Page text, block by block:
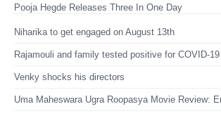
Pooja Hegde Releases Three In One Day
Niharika to get engaged on August 13th
Rajamouli and family tested positive for COVID-19
Venky shocks his directors
Uma Maheswara Ugra Roopasya Movie Review: